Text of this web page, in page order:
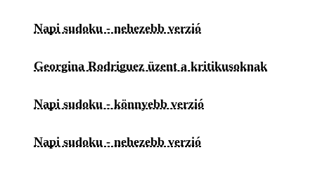
Napi sudoku - nehezebb verzió
Georgina Rodriguez üzent a kritikusoknak
Napi sudoku - könnyebb verzió
Napi sudoku - nehezebb verzió